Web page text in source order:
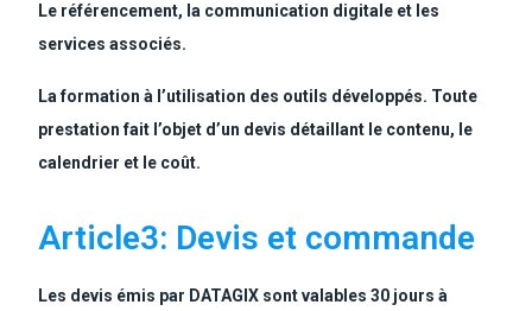
Le référencement, la communication digitale et les
services associés.
La formation à l’utilisation des outils développés. Toute
prestation fait l’objet d’un devis détaillant le contenu, le
calendrier et le coût.
Article3: Devis et commande
Les devis émis par DATAGIX sont valables 30 jours à